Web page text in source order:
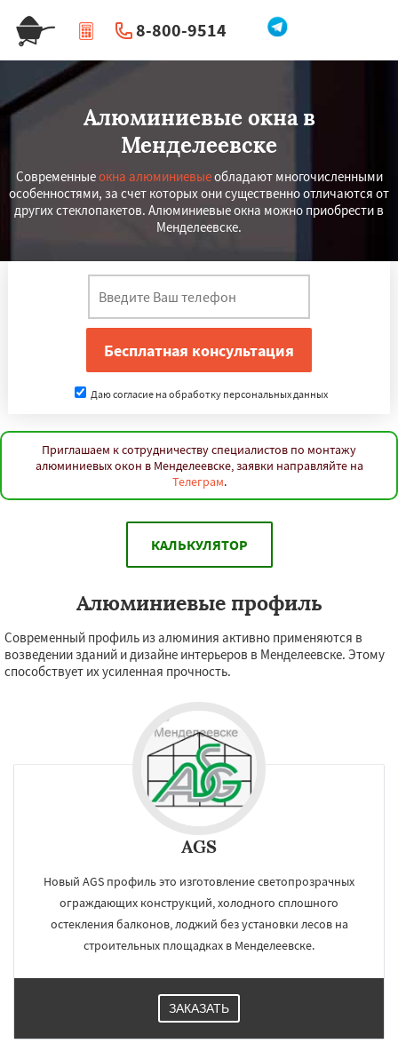
8-800-9514
| Перезвоните мне
Алюминиевые окна в
Менделеевске
Современныеокна алюминиевыеобладают многочисленными
особенностями, за счет которых они существенно отличаются от
других стеклопакетов. Алюминиевые окна можно приобрести в
Менделеевске.
Даю согласие на обработку персональных данных
Приглашаем к сотрудничеству специалистов по монтажу
алюминиевых окон в Менделеевске, заявки направляйте на
Телеграм.
КАЛЬКУЛЯТОР
Алюминиевые профиль
Современный профиль из алюминия активно применяются в
возведении зданий и дизайне интерьеров в Менделеевске. Этому
способствует их усиленная прочность.
AGS
Новый AGS профиль это изготовление светопрозрачных
ограждающих конструкций, холодного сплошного
остекления балконов, лоджий без установки лесов на
строительных площадках в Менделеевске.
ЗАКАЗАТЬ